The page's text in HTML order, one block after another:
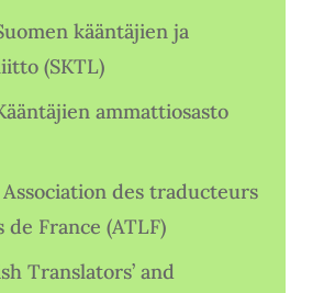
kääntäjien ja
(SKTL)
ammattiosasto
des traducteurs
France (ATLF)
Translators’ and